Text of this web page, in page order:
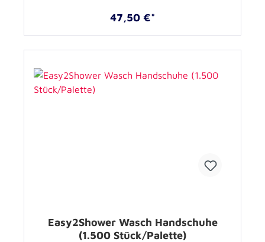
47,50 €*
Easy2Shower Wasch Handschuhe
(1.500 Stück/Palette)